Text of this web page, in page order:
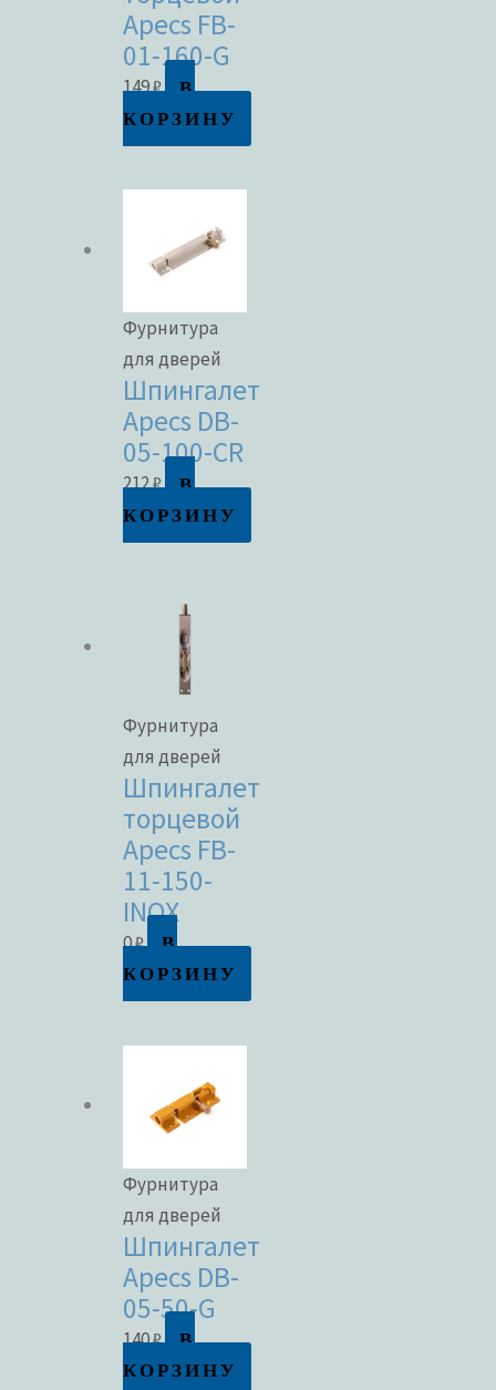
Apecs FB-
01-160-G
149₽
В
КОРЗИНУ
Фурнитура
для дверей
Шпингалет
Apecs DB-
05-100-CR
212₽
В
КОРЗИНУ
Фурнитура
для дверей
Шпингалет
торцевой
Apecs FB-
11-150-
INOX
0₽
В
КОРЗИНУ
Фурнитура
для дверей
Шпингалет
Apecs DB-
05-50-G
140₽
В
КОРЗИНУ